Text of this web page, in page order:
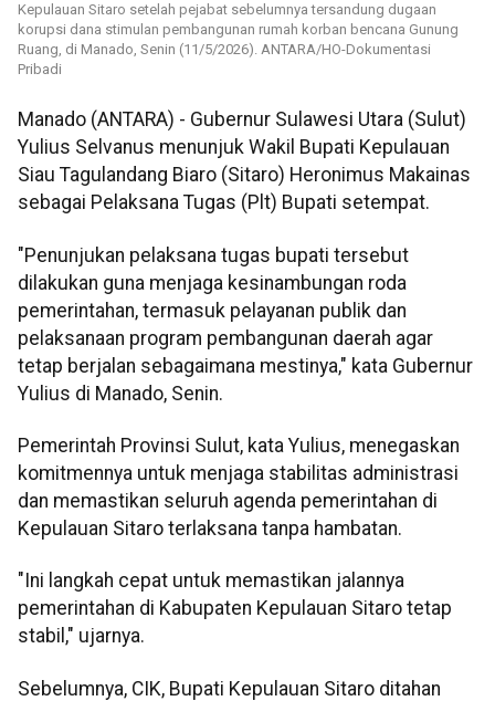
Kepulauan Sitaro setelah pejabat sebelumnya tersandung dugaan
korupsi dana stimulan pembangunan rumah korban bencana Gunung
Ruang, di Manado, Senin (11/5/2026). ANTARA/HO-Dokumentasi
Pribadi
Manado (ANTARA) - Gubernur Sulawesi Utara (Sulut)
Yulius Selvanus menunjuk Wakil Bupati Kepulauan
Siau Tagulandang Biaro (Sitaro) Heronimus Makainas
sebagai Pelaksana Tugas (Plt) Bupati setempat.
"Penunjukan pelaksana tugas bupati tersebut
dilakukan guna menjaga kesinambungan roda
pemerintahan, termasuk pelayanan publik dan
pelaksanaan program pembangunan daerah agar
tetap berjalan sebagaimana mestinya," kata Gubernur
Yulius di Manado, Senin.
Pemerintah Provinsi Sulut, kata Yulius, menegaskan
komitmennya untuk menjaga stabilitas administrasi
dan memastikan seluruh agenda pemerintahan di
Kepulauan Sitaro terlaksana tanpa hambatan.
"Ini langkah cepat untuk memastikan jalannya
pemerintahan di Kabupaten Kepulauan Sitaro tetap
stabil," ujarnya.
Sebelumnya, CIK, Bupati Kepulauan Sitaro ditahan